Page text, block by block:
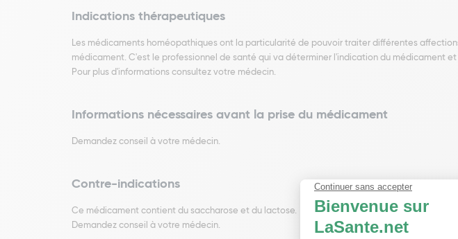
Indications thérapeutiques
Les médicaments homéopathiques ont la particularité de pouvoir traiter différentes
médicament. C'est le professionnel de santé qui va déterminer l'indication du médicament
Pour plus d'informations consultez votre médecin.
Informations nécessaires avant la prise du médicament
Demandez conseil à votre médecin.
Contre-indications
Ce médicament contient du saccharose et du lactose.
Demandez conseil à votre médecin.